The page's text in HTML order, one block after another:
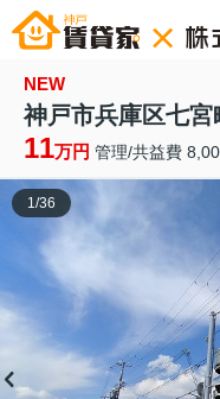
NEW
神戸市兵庫区七宮
11万円 管理/共益費
1/36